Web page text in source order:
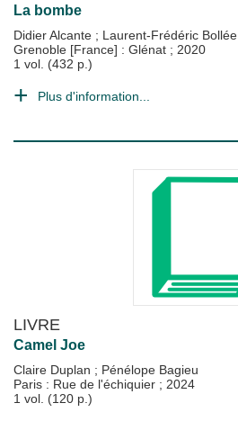
La bombe
Didier Alcante ; Laurent-Frédéric Bollée
Grenoble [France] : Glénat ; 2020
1 vol. (432 p.)
Plus d'information...
LIVRE
Camel Joe
Claire Duplan ; Pénélope Bagieu
Paris : Rue de l'échiquier ; 2024
1 vol. (120 p.)